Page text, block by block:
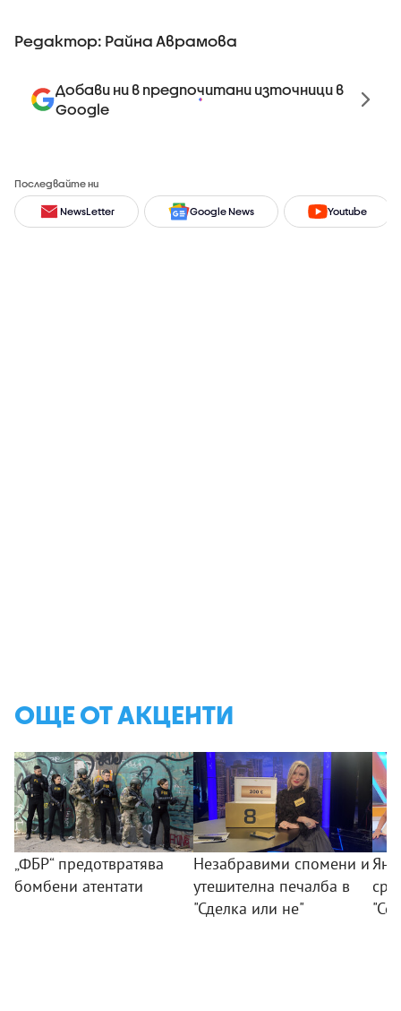
Редактор: Райна Аврамова
Добави ни в предпочитани източници в
Google
Последвайте ни
NewsLetter Google News Youtube
ОЩЕ ОТ АКЦЕНТИ
„ФБР“ предотвратява
бомбени атентати
Незабравими спомени и
утешителна печалба в
"Сделка или не"